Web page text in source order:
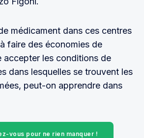
médicament dans ces centres
faire des économies de
accepter les conditions de
dans lesquelles se trouvent les
peut-on apprendre dans
vous pour ne rien manquer !